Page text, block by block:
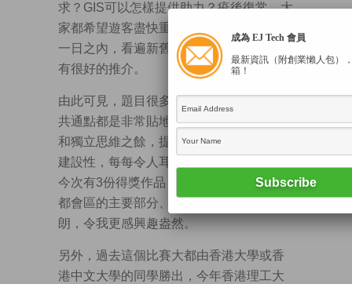
求？GIS可以怎樣提供助力？疫後復常，大
家都希望遊客盡快重臨，內地旅客如何在
一日之內，看遍新舊香港精采之處，同學
有很好的推介。
由此可見，題目很多元化，不拘一格，但
共通點都是非常貼地，讓年輕人發揮創意
和獨立思維之餘，提供的改善方案都甚有
建設性，每每令人耳目一新。巧合的是，
今次有3份得獎作品，不約而同都涉及北部
都會區的主要部分、也是我自小居住的元
朗，令我更感興趣盎然。
另外，過去這個比賽大都由香港大學或香
港中文大學的同學勝出，今年香港理工大
成為 EJ Tech 會員
最新資訊（附創業懶人包）
箱！